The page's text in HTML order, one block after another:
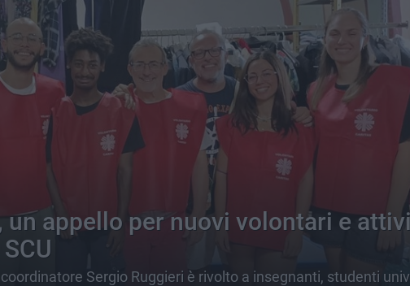
un appello per nuovi volontari e
Sergio Ruggieri è rivolto a insegnanti, studenti